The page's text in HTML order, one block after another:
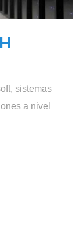
sistemas
a nivel